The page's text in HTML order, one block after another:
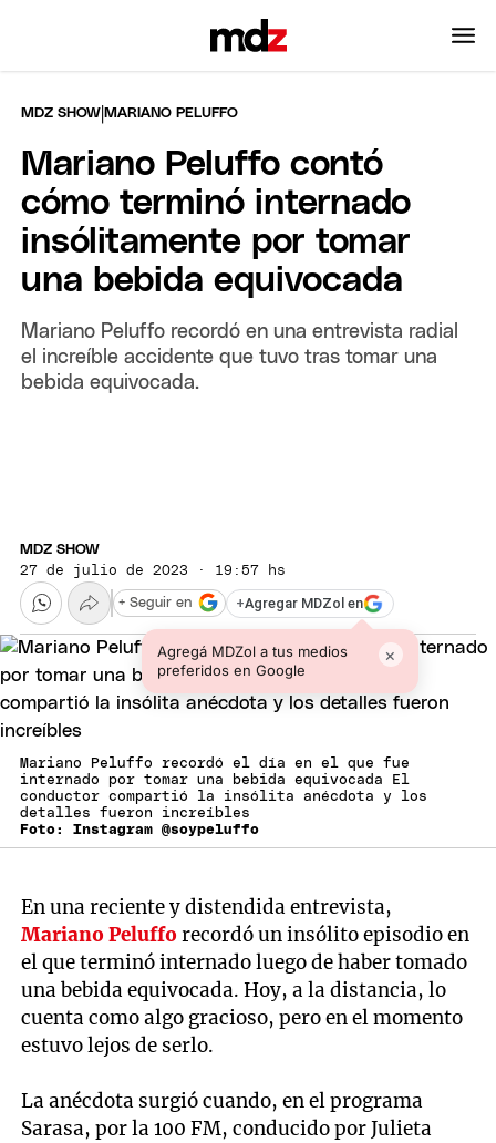
MDZ SHOW |MARIANO PELUFFO
Mariano Peluffo contó
cómo terminó internado
insólitamente por tomar
una bebida equivocada
Mariano Peluffo recordó en una entrevista radial
el increíble accidente que tuvo tras tomar una
bebida equivocada.
MDZ SHOW
27 de julio de 2023 · 19:57 hs
+Agregar MDZol en
Agregá MDZol a tus medios
preferidos en Google
×
+ Seguir en
Mariano Peluffo recordó el día en el que fue
internado por tomar una bebida equivocada El
conductor compartió la insólita anécdota y los
detalles fueron increíbles
Foto: Instagram @soypeluffo
En una reciente y distendida entrevista,
Mariano Pelufforecordó un insólito episodio en
el que terminó internado luego de haber tomado
una bebida equivocada. Hoy, a la distancia, lo
cuenta como algo gracioso, pero en el momento
estuvo lejos de serlo.
La anécdota surgió cuando, en el programa
Sarasa, por la 100 FM, conducido por Julieta